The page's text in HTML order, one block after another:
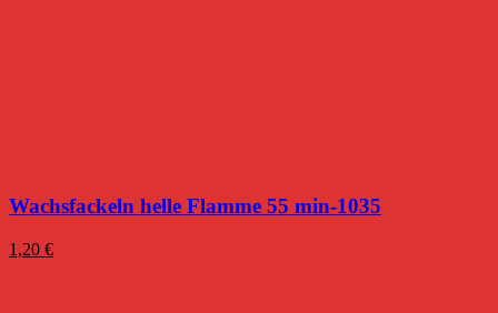
Wachsfackeln helle Flamme 55 min-1035
1,20 €